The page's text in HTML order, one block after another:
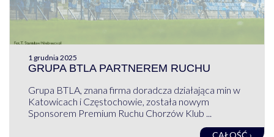
1 grudnia 2025
GRUPA BTLA PARTNEREM RUCHU
Grupa BTLA, znana firma doradcza działająca min w
Katowicach i Częstochowie, została nowym
Sponsorem Premium Ruchu Chorzów Klub ...
CAŁOŚĆ ›